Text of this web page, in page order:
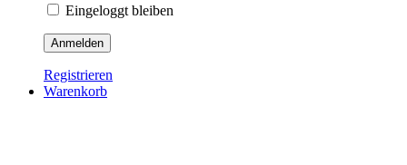
Eingeloggt bleiben
Registrieren
Warenkorb